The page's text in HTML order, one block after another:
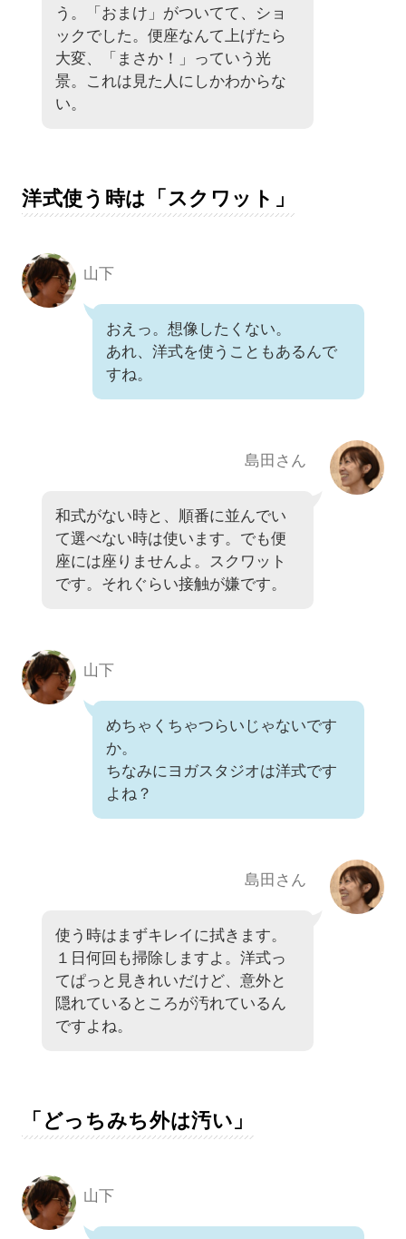
う。「おまけ」がついてて、ショ
ックでした。便座なんて上げたら
大変、「まさか！」っていう光
景。これは見た人にしかわからな
い。
洋式使う時は「スクワット」
山下
おえっ。想像したくない。
あれ、洋式を使うこともあるんで
すね。
島田さん
和式がない時と、順番に並んでい
て選べない時は使います。でも便
座には座りませんよ。スクワット
です。それぐらい接触が嫌です。
山下
めちゃくちゃつらいじゃないです
か。
ちなみにヨガスタジオは洋式です
よね？
島田さん
使う時はまずキレイに拭きます。
１日何回も掃除しますよ。洋式っ
てぱっと見きれいだけど、意外と
隠れているところが汚れているん
ですよね。
「どっちみち外は汚い」
山下